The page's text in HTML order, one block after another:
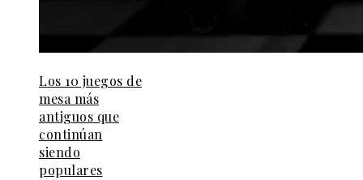
Los 10 juegos de
mesa más
antiguos que
continúan
siendo
populares